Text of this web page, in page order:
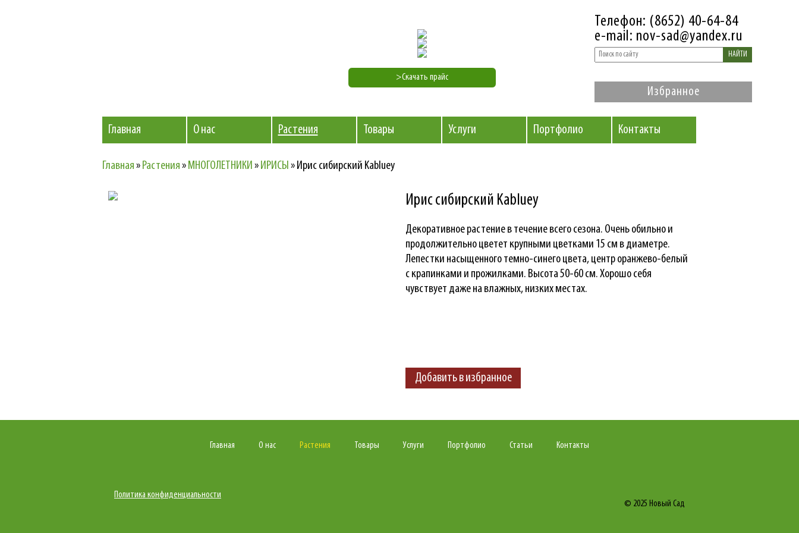
>Скачать прайс
Телефон: (8652) 40-64-84
e-mail: nov-sad@yandex.ru
НАЙТИ
Избранное
Главная О нас Растения Товары Услуги Портфолио Контакты
Главная» Растения» МНОГОЛЕТНИКИ » ИРИСЫ » Ирис сибирский Kabluey
Ирис сибирский Kabluey
Декоративное растение в течение всего сезона. Очень обильно и
продолжительно цветет крупными цветками 15 см в диаметре.
Лепестки насыщенного темно-синего цвета, центр оранжево-белый
с крапинками и прожилками. Высота 50-60 см. Хорошо себя
чувствует даже на влажных, низких местах.
Добавить в избранное
Главная О нас Растения Товары Услуги Портфолио Статьи Контакты
Политика конфиденциальности
© 2025 Новый Сад